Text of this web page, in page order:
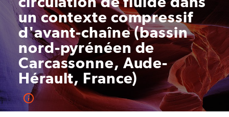
un contexte compressif
d'avant-chaîne (bassin
nord-pyrénéen de
Carcassonne, Aude-
Hérault, France)